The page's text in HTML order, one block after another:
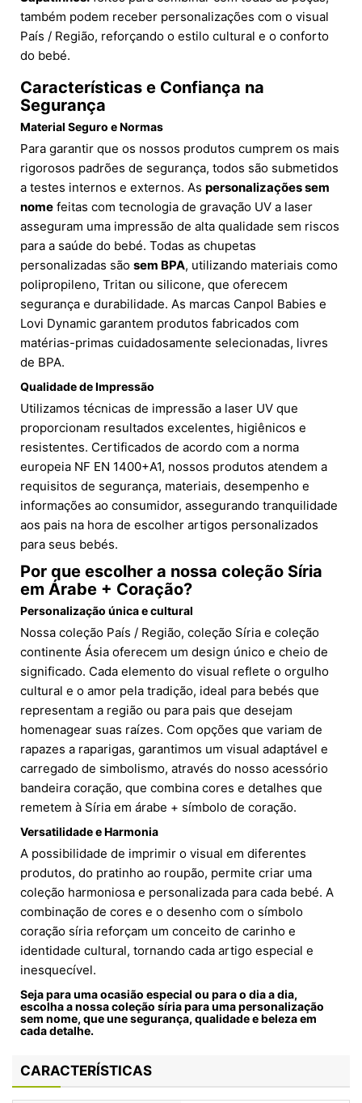
também podem receber personalizações com o visual
País / Região, reforçando o estilo cultural e o conforto
do bebé.
Características e Confiança na
Segurança
Material Seguro e Normas
Para garantir que os nossos produtos cumprem os mais
rigorosos padrões de segurança, todos são submetidos
a testes internos e externos. As personalizações sem
nome feitas com tecnologia de gravação UV a laser
asseguram uma impressão de alta qualidade sem riscos
para a saúde do bebé. Todas as chupetas
personalizadas são sem BPA, utilizando materiais como
polipropileno, Tritan ou silicone, que oferecem
segurança e durabilidade. As marcas Canpol Babies e
Lovi Dynamic garantem produtos fabricados com
matérias-primas cuidadosamente selecionadas, livres
de BPA.
Qualidade de Impressão
Utilizamos técnicas de impressão a laser UV que
proporcionam resultados excelentes, higiênicos e
resistentes. Certificados de acordo com a norma
europeia NF EN 1400+A1, nossos produtos atendem a
requisitos de segurança, materiais, desempenho e
informações ao consumidor, assegurando tranquilidade
aos pais na hora de escolher artigos personalizados
para seus bebés.
Por que escolher a nossa coleção Síria
em Árabe + Coração?
Personalização única e cultural
Nossa coleção País / Região, coleção Síria e coleção
continente Ásia oferecem um design único e cheio de
significado. Cada elemento do visual reflete o orgulho
cultural e o amor pela tradição, ideal para bebés que
representam a região ou para pais que desejam
homenagear suas raízes. Com opções que variam de
rapazes a raparigas, garantimos um visual adaptável e
carregado de simbolismo, através do nosso acessório
bandeira coração, que combina cores e detalhes que
remetem à Síria em árabe + símbolo de coração.
Versatilidade e Harmonia
A possibilidade de imprimir o visual em diferentes
produtos, do pratinho ao roupão, permite criar uma
coleção harmoniosa e personalizada para cada bebé. A
combinação de cores e o desenho com o símbolo
coração síria reforçam um conceito de carinho e
identidade cultural, tornando cada artigo especial e
inesquecível.
Seja para uma ocasião especial ou para o dia a dia,
escolha a nossa coleção síria para uma personalização
sem nome, que une segurança, qualidade e beleza em
cada detalhe.
CARACTERÍSTICAS